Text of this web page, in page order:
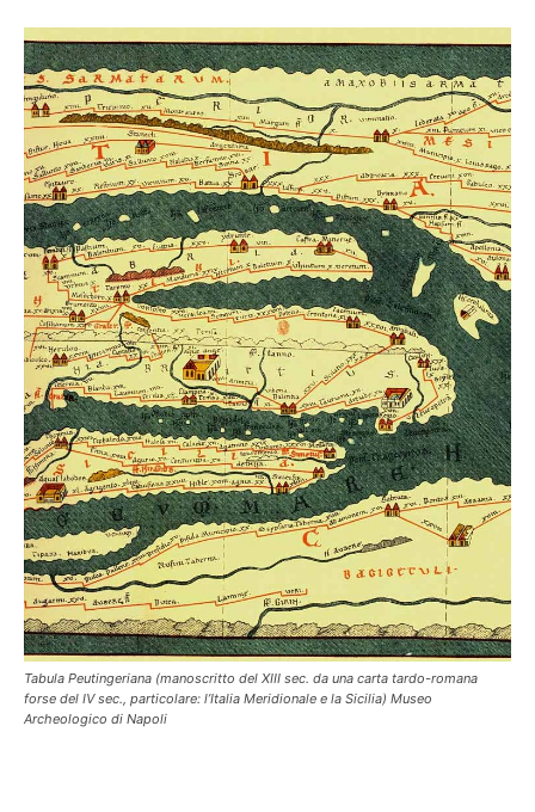
Tabula Peutingeriana (manoscritto del XIII sec. da una carta tardo-romana
forse del IV sec., particolare: l’Italia Meridionale e la Sicilia) Museo
Archeologico di Napoli